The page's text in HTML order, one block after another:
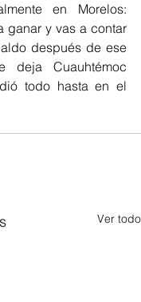
en Morelos:
a ganar y vas a contar
después de ese
deja Cuauhtémoc
todo hasta en el
Ver todo